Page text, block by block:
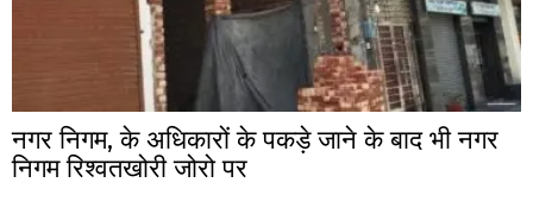
नगर निगम, के अधिकारों के पकड़े जाने के बाद भी नगर
निगम रिश्वतखोरी जोरो पर